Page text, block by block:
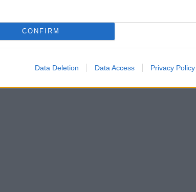
CONFIRM
Data Deletion Data Access Privacy Policy
αριθμός των νεκρών μπορεί να μην γίνει ποτέ